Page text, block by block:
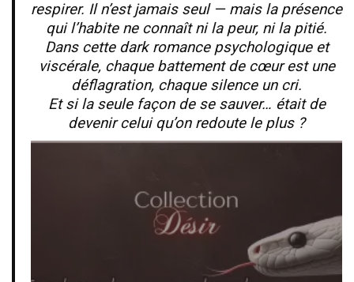
respirer. Il n’est jamais seul — mais la présence
qui l’habite ne connaît ni la peur, ni la pitié.
Dans cette dark romance psychologique et
viscérale, chaque battement de cœur est une
déflagration, chaque silence un cri.
Et si la seule façon de se sauver… était de
devenir celui qu’on redoute le plus ?